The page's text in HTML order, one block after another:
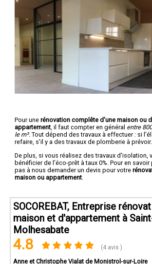
Pour une rénovation complête d'une maison ou
appartement , il faut compter en général entre
le m². Tout dépend des travaux à effectuer : si
refaire, s'il y a des travaux de plomberie à prévoir...
De plus, si vous réalisez des travaux d'isolation,
bénéficier de l'éco-prêt à taux 0%. Pour en savoir
pas à nous demander un devis pour votre
maison ou appartement
SOCOREBAT, Entreprise
maison et d'appartement à
Molhesabate
4.8 (4 avis )
Anne et Christophe Vialat de Monistrol-sur-Loire